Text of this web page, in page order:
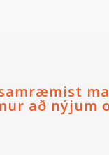
að nýjum